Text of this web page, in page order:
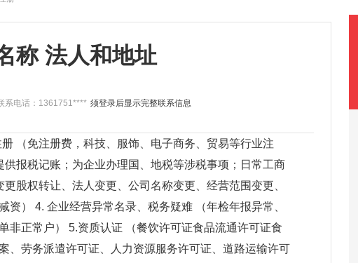
称 法人和地址
系电话：1361751**** 须登录后显示完整联系信息
（免注册费，科技、服饰、电子商务、贸易等行业注
报税记账；为企业办理国、地税等涉税事项；日常工商
股权转让、法人变更、公司名称变更、经营范围变更、
） 4. 企业经营异常名录、税务疑难 （年检年报异常、
非正常户） 5.资质认证 （餐饮许可证食品流通许可证食
、劳务派遣许可证、人力资源服务许可证、道路运输许可